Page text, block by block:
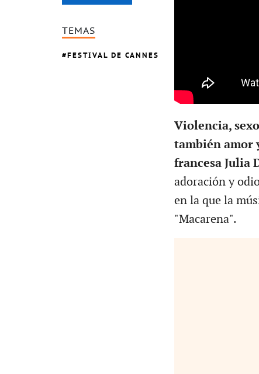
TEMAS
FESTIVAL DE CANNES
Violencia,
también amor
francesa Julia
adoración y
en la que la
"Macarena".